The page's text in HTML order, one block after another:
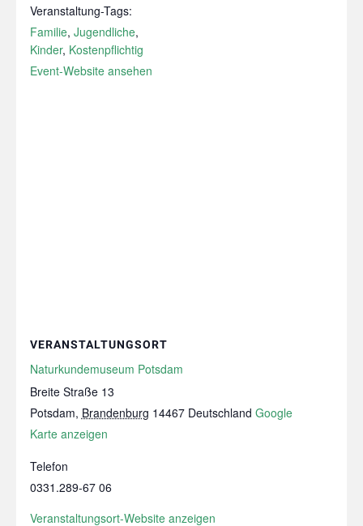
Veranstaltung-Tags:
Familie, Jugendliche,
Kinder, Kostenpflichtig
Event-Website ansehen
VERANSTALTUNGSORT
Naturkundemuseum Potsdam
Breite Straße 13
Potsdam, Brandenburg 14467 Deutschland Google
Karte anzeigen
Telefon
0331.289‑67 06
Veranstaltungsort-Website anzeigen